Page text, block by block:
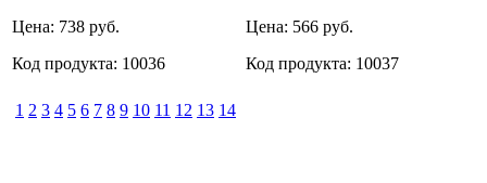
Цена: 738 руб.
Код продукта: 10036
Цена: 566 руб.
Код продукта: 10037
1 2 3 4 5 6 7 8 9 10 11 12 13 14